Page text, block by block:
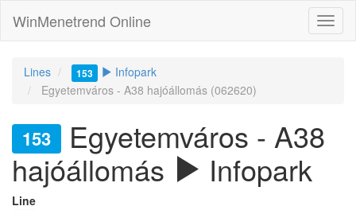
WinMenetrend Online
Lines 153
Infopark
Egyetemváros - A38 hajóállomás (062620)
153
Egyetemváros - A38
hajóállomás
Infopark
Line